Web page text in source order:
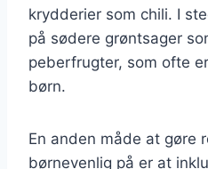
krydderier som chili. I
på sødere grøntsager
peberfrugter, som ofte
børn.
En anden måde at gøre
børnevenlig på er at